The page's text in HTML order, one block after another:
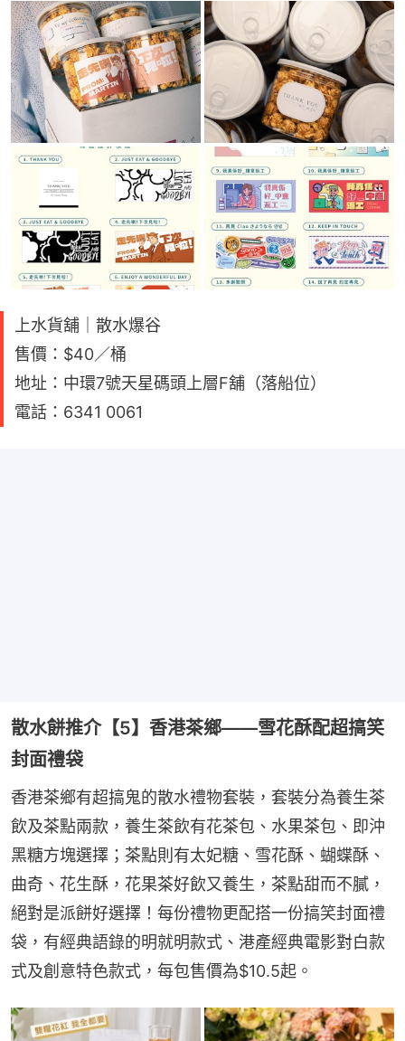
上水貨舖｜散水爆谷
售價：$40／桶
地址：中環7號天星碼頭上層F舖（落船位）
電話：6341 0061
散水餅推介【5】香港茶鄉——雪花酥配超搞笑
封面禮袋
香港茶鄉有超搞鬼的散水禮物套裝，套裝分為養生茶
飲及茶點兩款，養生茶飲有花茶包、水果茶包、即沖
黑糖方塊選擇；茶點則有太妃糖、雪花酥、蝴蝶酥、
曲奇、花生酥，花果茶好飲又養生，茶點甜而不膩，
絕對是派餅好選擇！每份禮物更配搭一份搞笑封面禮
袋，有經典語錄的明就明款式、港產經典電影對白款
式及創意特色款式，每包售價為$10.5起。